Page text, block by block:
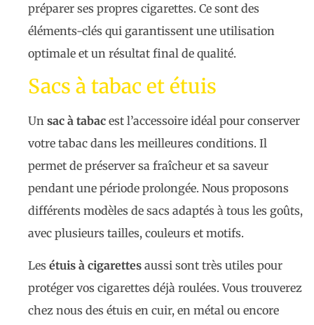
préparer ses propres cigarettes. Ce sont des
éléments-clés qui garantissent une utilisation
optimale et un résultat final de qualité.
Sacs à tabac et étuis
Un sac à tabac est l’accessoire idéal pour conserver
votre tabac dans les meilleures conditions. Il
permet de préserver sa fraîcheur et sa saveur
pendant une période prolongée. Nous proposons
différents modèles de sacs adaptés à tous les goûts,
avec plusieurs tailles, couleurs et motifs.
Les étuis à cigarettes aussi sont très utiles pour
protéger vos cigarettes déjà roulées. Vous trouverez
chez nous des étuis en cuir, en métal ou encore